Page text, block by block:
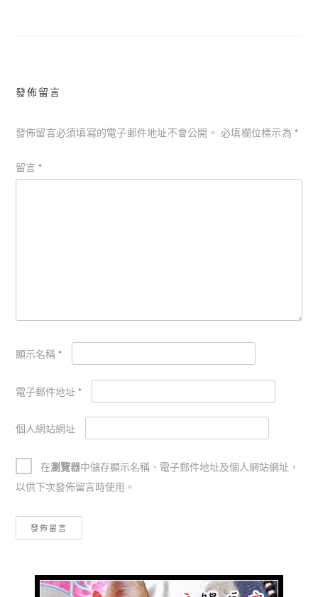
發佈留言
發佈留言必須填寫的電子郵件地址不會公開。 必填欄位標示為*
留言 *
顯示名稱 *
電子郵件地址 *
個人網站網址
在瀏覽器中儲存顯示名稱、電子郵件地址及個人網站網址，
以供下次發佈留言時使用。